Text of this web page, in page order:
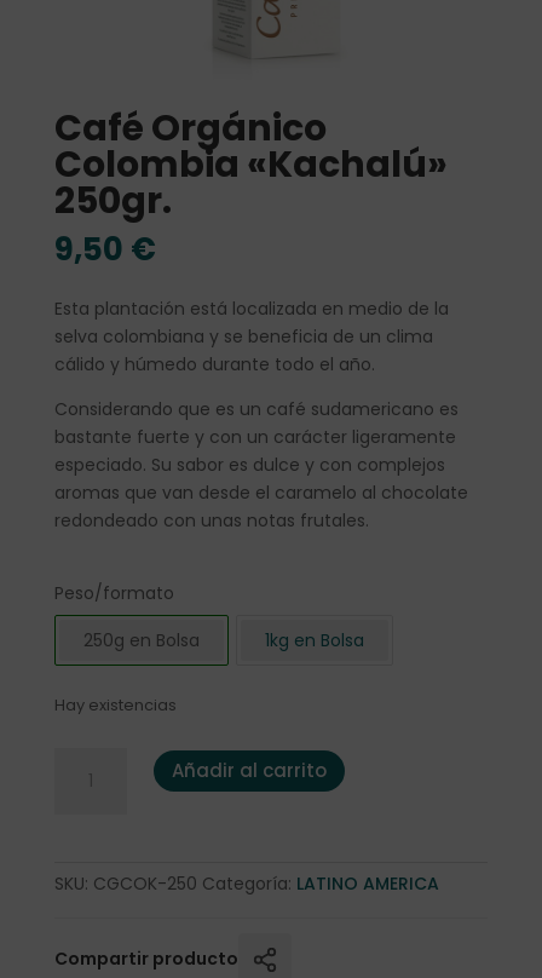
Café Orgánico
Colombia «Kachalú»
250gr.
9,50 €
Esta plantación está localizada en medio de la
selva colombiana y se beneficia de un clima
cálido y húmedo durante todo el año.
Considerando que es un café sudamericano es
bastante fuerte y con un carácter ligeramente
especiado. Su sabor es dulce y con complejos
aromas que van desde el caramelo al chocolate
redondeado con unas notas frutales.
Peso/formato
250g en Bolsa
1kg en Bolsa
Hay existencias
Café Orgánico Colombia "Kachalú" 250gr. cantidad
Añadir al carrito
SKU: CGCOK-250 Categoría: LATINO AMERICA
Compartir producto